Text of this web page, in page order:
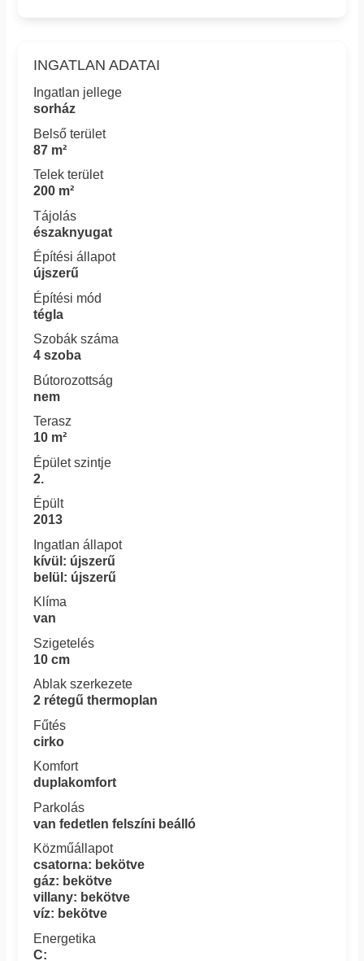
INGATLAN ADATAI
Ingatlan jellege
sorház
Belső terület
87 m²
Telek terület
200 m²
Tájolás
északnyugat
Építési állapot
újszerű
Építési mód
tégla
Szobák száma
4 szoba
Bútorozottság
nem
Terasz
10 m²
Épület szintje
2.
Épült
2013
Ingatlan állapot
kívül: újszerű
belül: újszerű
Klíma
van
Szigetelés
10 cm
Ablak szerkezete
2 rétegű thermoplan
Fűtés
cirko
Komfort
duplakomfort
Parkolás
van fedetlen felszíni beálló
Közműállapot
csatorna: bekötve
gáz: bekötve
villany: bekötve
víz: bekötve
Energetika
C: